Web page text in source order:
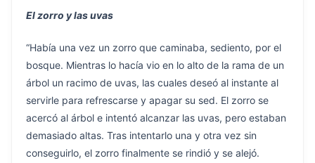
El zorro y las uvas
“Había una vez un zorro que caminaba, sediento, por el
bosque. Mientras lo hacía vio en lo alto de la rama de un
árbol un racimo de uvas, las cuales deseó al instante al
servirle para refrescarse y apagar su sed. El zorro se
acercó al árbol e intentó alcanzar las uvas, pero estaban
demasiado altas. Tras intentarlo una y otra vez sin
conseguirlo, el zorro finalmente se rindió y se alejó.